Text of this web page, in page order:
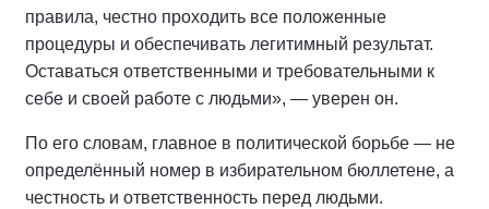
правила, честно проходить все положенные
процедуры и обеспечивать легитимный результат.
Оставаться ответственными и требовательными к
себе и своей работе с людьми», — уверен он.
По его словам, главное в политической борьбе — не
определённый номер в избирательном бюллетене, а
честность и ответственность перед людьми.